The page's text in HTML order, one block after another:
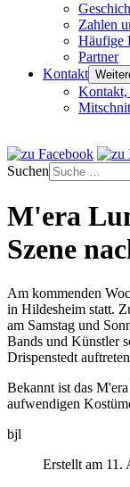
Zahlen
Häufige
Partner
Kontakt
Kontakt,
Suchen
M'era
Szene
Am kommenden
in Hildesheim statt.
am Samstag und
Bands und Künstler
Drispenstedt
Bekannt ist das
aufwendigen
bjl
Erstellt am 11.